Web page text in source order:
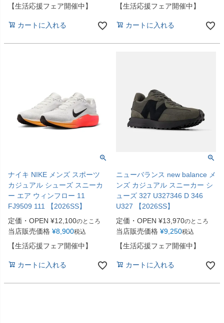
【生活応援フェア開催中】
カートに入れる
【生活応援フェア開催中】
カートに入れる
ナイキ NIKE メンズ スポーツ
カジュアル シューズ スニーカ
ー エア ウィンフロー 11
FJ9509 111 【2026SS】
定価・OPEN ¥12,100のところ
当店販売価格 ¥8,900税込
【生活応援フェア開催中】
カートに入れる
ニューバランス new balance メ
ンズ カジュアル スニーカー シ
ューズ 327 U327346 D 346
U327 【2026SS】
定価・OPEN ¥13,970のところ
当店販売価格 ¥9,250税込
【生活応援フェア開催中】
カートに入れる